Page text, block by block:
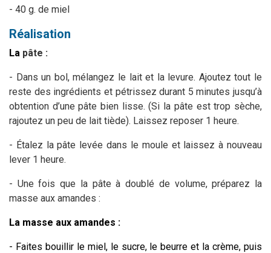
- 40 g. de miel
Réalisation
La pâte :
- Dans un bol, mélangez le lait et la levure. Ajoutez tout le
reste des ingrédients et pétrissez durant 5 minutes jusqu’à
obtention d’une pâte bien lisse. (Si la pâte est trop sèche,
rajoutez un peu de lait tiède). Laissez reposer 1 heure.
- Étalez la pâte levée dans le moule et laissez à nouveau
lever 1 heure.
- Une fois que la pâte à doublé de volume, préparez la
masse aux amandes :
La masse aux amandes :
- Faites bouillir le miel, le sucre, le beurre et la crème, puis